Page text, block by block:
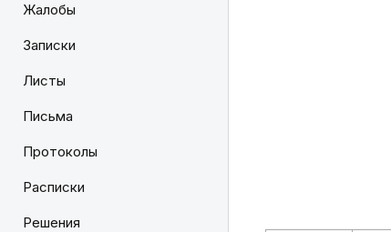
Жалобы
Записки
Листы
Письма
Протоколы
Расписки
Решения